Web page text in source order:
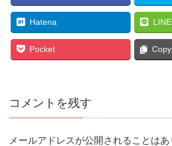
Hatena LINE
Pocket Copy
コメントを残す
メールアドレスが公開されることはあ